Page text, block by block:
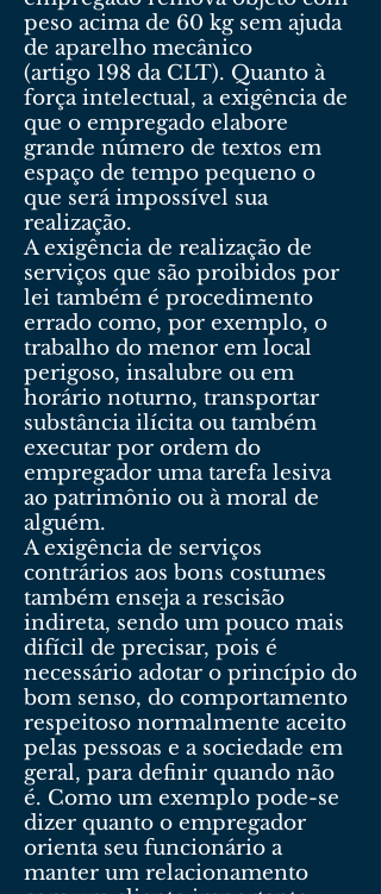
peso acima de 60 kg sem ajuda
de aparelho mecânico
(artigo 198 da CLT). Quanto à
força intelectual, a exigência de
que o empregado elabore
grande número de textos em
espaço de tempo pequeno o
que será impossível sua
realização.
A exigência de realização de
serviços que são proibidos por
lei também é procedimento
errado como, por exemplo, o
trabalho do menor em local
perigoso, insalubre ou em
horário noturno, transportar
substância ilícita ou também
executar por ordem do
empregador uma tarefa lesiva
ao patrimônio ou à moral de
alguém.
A exigência de serviços
contrários aos bons costumes
também enseja a rescisão
indireta, sendo um pouco mais
difícil de precisar, pois é
necessário adotar o princípio do
bom senso, do comportamento
respeitoso normalmente aceito
pelas pessoas e a sociedade em
geral, para definir quando não
é. Como um exemplo pode-se
dizer quanto o empregador
orienta seu funcionário a
manter um relacionamento